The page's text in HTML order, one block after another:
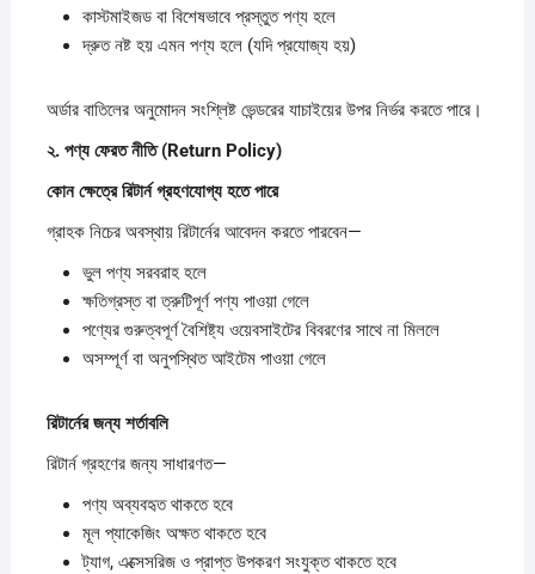
কাস্টমাইজড বা বিশেষভাবে প্রস্তুত পণ্য হলে
দ্রুত নষ্ট হয় এমন পণ্য হলে (যদি প্রযোজ্য হয়)
অর্ডার বাতিলের অনুমোদন সংশ্লিষ্ট ভেন্ডরের যাচাইয়ের উপর নির্ভর করতে পারে।
২. পণ্যফেরতনীতি (Return Policy)
কোনক্ষেত্রেরিটার্নগ্রহণযোগ্যহতেপারে
গ্রাহক নিচের অবস্থায় রিটার্নের আবেদন করতে পারবেন—
ভুল পণ্য সরবরাহ হলে
ক্ষতিগ্রস্ত বা ত্রুটিপূর্ণ পণ্য পাওয়া গেলে
পণ্যের গুরুত্বপূর্ণ বৈশিষ্ট্য ওয়েবসাইটের বিবরণের সাথে না মিললে
অসম্পূর্ণ বা অনুপস্থিত আইটেম পাওয়া গেলে
রিটার্নেরজন্যশর্তাবলি
রিটার্ন গ্রহণের জন্য সাধারণত—
পণ্য অব্যবহৃত থাকতে হবে
মূল প্যাকেজিং অক্ষত থাকতে হবে
ট্যাগ, এক্সেসরিজ ও প্রাপ্ত উপকরণ সংযুক্ত থাকতে হবে